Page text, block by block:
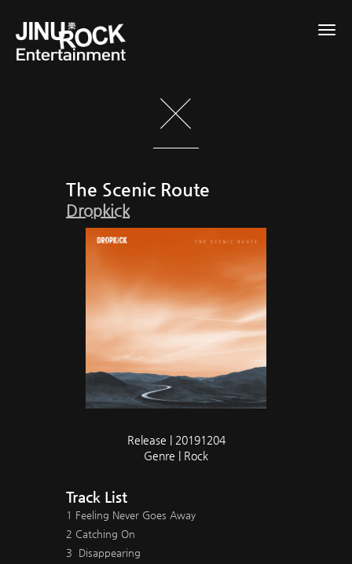
The Scenic Route
Dropkick
Release | 20191204
Genre | Rock
Track List
1 Feeling Never Goes Away
2 Catching On
3 Disappearing